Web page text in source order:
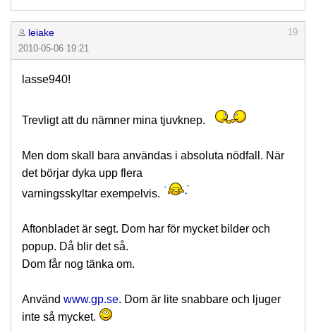
leiake
19
2010-05-06 19:21
lasse940!
Trevligt att du nämner mina tjuvknep.
Men dom skall bara användas i absoluta nödfall. När
det börjar dyka upp flera
varningsskyltar exempelvis.
Aftonbladet är segt. Dom har för mycket bilder och
popup. Då blir det så.
Dom får nog tänka om.
Använd www.gp.se. Dom är lite snabbare och ljuger
inte så mycket.